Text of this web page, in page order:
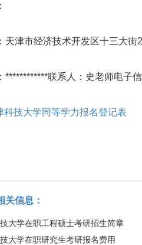
津市经济技术开发区十三大街
联系人：史老师电子信
科技大学同等学力报名登记表
关信息：
大学在职工程硕士考研招生简章
大学在职研究生考研报名费用